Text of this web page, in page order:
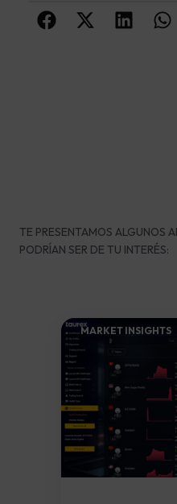
TE PRESENTAMOS ALGUNOS
PODRÍAN SER DE TU INTERÉS:
MARKET INSIGHTS​